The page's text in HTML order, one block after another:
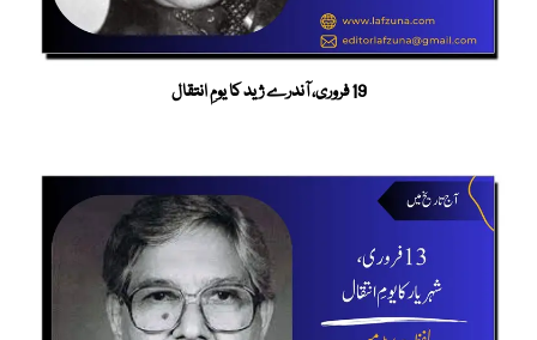
19 فروری، آندرے ژید کا یومِ انتقال